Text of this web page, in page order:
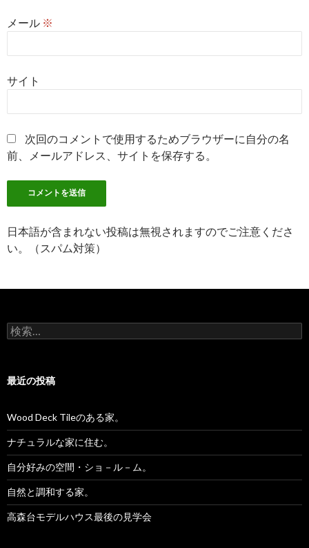
メール ※
サイト
次回のコメントで使用するためブラウザーに自分の名
前、メールアドレス、サイトを保存する。
日本語が含まれない投稿は無視されますのでご注意くださ
い。（スパム対策）
検
索:
最近の投稿
Wood Deck Tileのある家。
ナチュラルな家に住む。
自分好みの空間・ショ－ル－ム。
自然と調和する家。
高森台モデルハウス最後の見学会